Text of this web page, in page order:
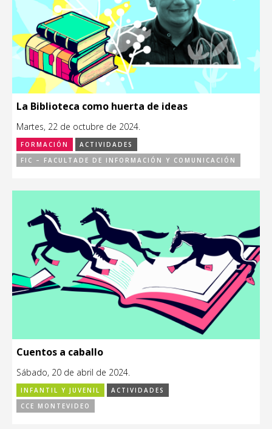
La Biblioteca como huerta de ideas
Martes, 22 de octubre de 2024.
FORMACIÓN
ACTIVIDADES
FIC – FACULTADE DE INFORMACIÓN Y COMUNICACIÓN
Cuentos a caballo
Sábado, 20 de abril de 2024.
INFANTIL Y JUVENIL
ACTIVIDADES
CCE MONTEVIDEO